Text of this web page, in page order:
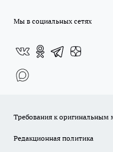
Мы в социальных сетях
Требования к оригинальным
Редакционная политика